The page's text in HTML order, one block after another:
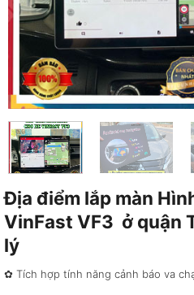
Địa điểm lắp màn
VinFast VF3 ở quận
lý
✿ Tích hợp tính năng cảnh báo va